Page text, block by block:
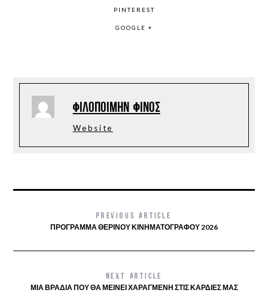
PINTEREST
GOOGLE +
Φιλοποίμην Φίνος
Website
PREVIOUS ARTICLE
ΠΡΌΓΡΑΜΜΑ ΘΕΡΙΝΟΎ ΚΙΝΗΜΑΤΟΓΡΆΦΟΥ 2026
NEXT ARTICLE
ΜΙΑ ΒΡΑΔΙΆ ΠΟΥ ΘΑ ΜΕΊΝΕΙ ΧΑΡΑΓΜΈΝΗ ΣΤΙΣ ΚΑΡΔΙΈΣ ΜΑΣ